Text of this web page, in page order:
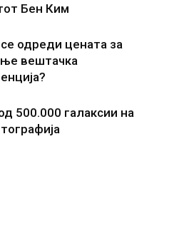
Бен Ким
одреди цената за
вештачка
500.000 галаксии на